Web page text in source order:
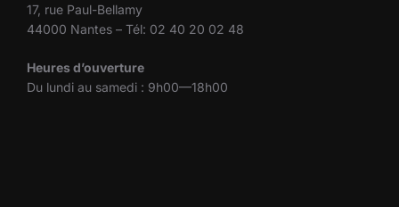
17, rue Paul-Bellamy
44000 Nantes – Tél: 02 40 20 02 48
Heures d’ouverture
Du lundi au samedi : 9h00—18h00